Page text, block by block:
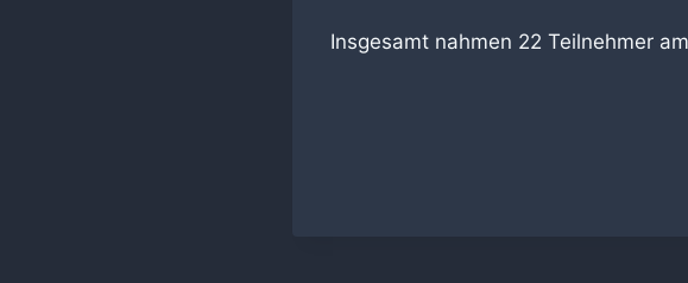
Insgesamt nahmen 22 Teilnehmer